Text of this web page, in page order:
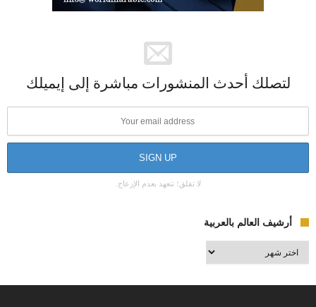
لتصلك أحدث المنشورات مباشرة إلى إيميلك
لا تقلق؛ نتعهد بعدم الإزعاج.
أرشيف العالم بالعربية
أرشيف
العالم